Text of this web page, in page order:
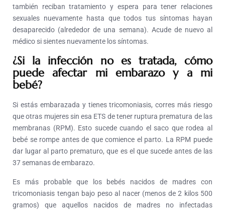
también reciban tratamiento y espera para tener relaciones
sexuales nuevamente hasta que todos tus síntomas hayan
desaparecido (alrededor de una semana). Acude de nuevo al
médico si sientes nuevamente los síntomas.
¿Si la infección no es tratada, cómo
puede afectar mi embarazo y a mi
bebé?
Si estás embarazada y tienes tricomoniasis, corres más riesgo
que otras mujeres sin esa ETS de tener ruptura prematura de las
membranas (RPM). Esto sucede cuando el saco que rodea al
bebé se rompe antes de que comience el parto. La RPM puede
dar lugar al parto prematuro, que es el que sucede antes de las
37 semanas de embarazo.
Es más probable que los bebés nacidos de madres con
tricomoniasis tengan bajo peso al nacer (menos de 2 kilos 500
gramos) que aquellos nacidos de madres no infectadas